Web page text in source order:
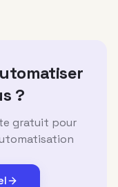
?
gratuit pour